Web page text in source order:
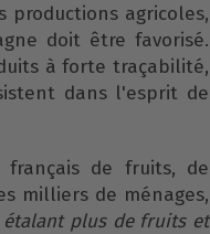
productions agricoles,
doit être favorisé.
à forte traçabilité,
dans l'esprit de
français de fruits, de
milliers de ménages,
étalant plus de fruits et